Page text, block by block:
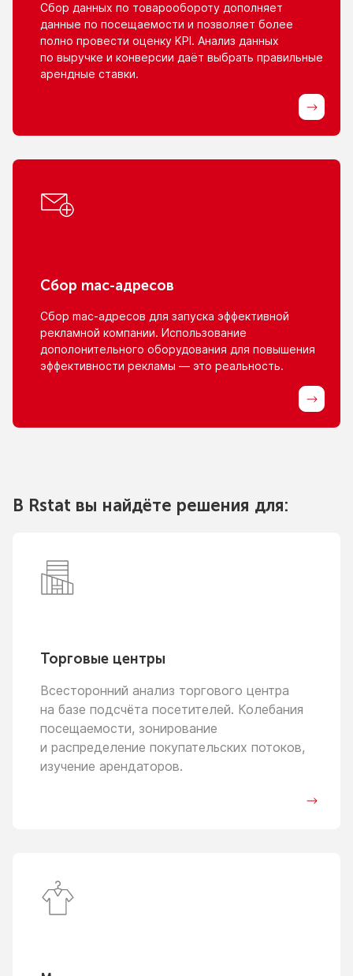
Сбор данных по товарообороту дополняет
данные по посещаемости и позволяет более
полно провести оценку KPI. Анализ данных
по выручке и конверсии даёт выбрать правильные
арендные ставки.
Сбор mac-адресов
Сбор mac-адресов для запуска эффективной
рекламной компании. Использование
дополонительного оборудования для повышения
эффективности рекламы — это реальность.
В Rstat вы найдёте решения для:
Торговые центры
Всесторонний анализ торгового центра
на базе подсчёта посетителей. Колебания
посещаемости, зонирование
и распределение покупательских потоков,
изучение арендаторов.